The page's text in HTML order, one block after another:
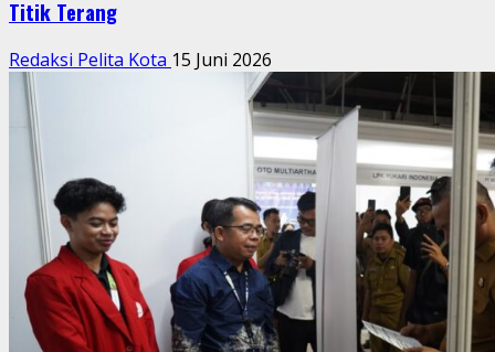
Titik Terang
Redaksi Pelita Kota 15 Juni 2026